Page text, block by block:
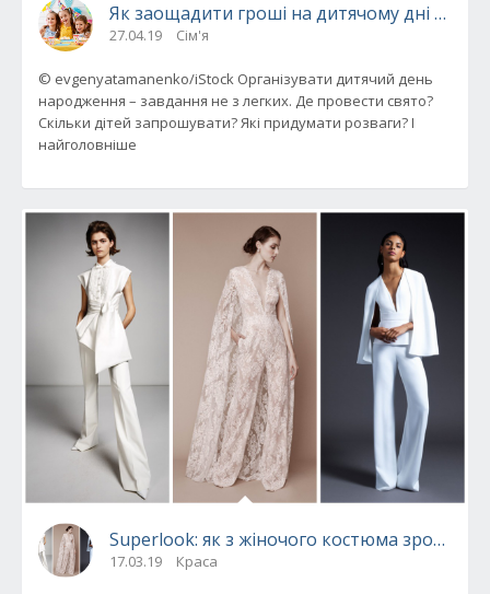
Як заощадити гроші на дитячому дні
27.04.19 Сім'я
© evgenyatamanenko/iStock Організувати дитячий день
народження – завдання не з легких. Де провести свято?
Скільки дітей запрошувати? Які придумати розваги? І
найголовніше
Superlook: як з жіночого костюма зробити
17.03.19 Краса